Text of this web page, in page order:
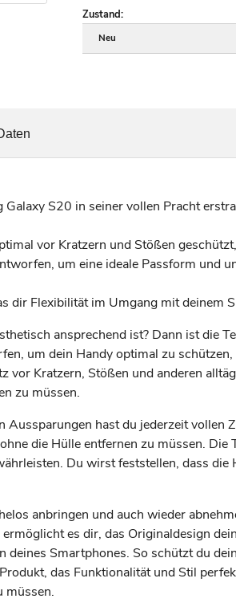
Zustand:
Neu
S20 in seiner vollen Pracht
vor Kratzern und Stößen
um eine ideale Passform und
dir Flexibilität im Umgang mit deinem
ansprechend ist? Dann ist die
um dein Handy optimal zu
Kratzern, Stößen und anderen
zu müssen.
hast du jederzeit vollen
die Hülle entfernen zu müssen.
Du wirst feststellen, dass
anbringen und auch wieder
es dir, das Originaldesign
Smartphones. So schützt du
das Funktionalität und Stil
müssen.